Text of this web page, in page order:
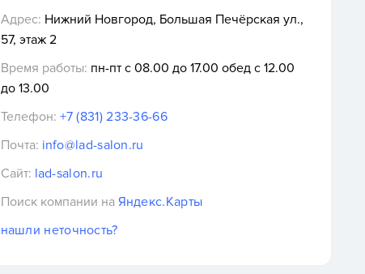
Адрес: Нижний Новгород, Большая Печёрская ул.,
57, этаж 2
Время работы: пн-пт с 08.00 до 17.00 обед с 12.00
до 13.00
Телефон: +7 (831) 233-36-66
Почта: info@lad-salon.ru
Сайт: lad-salon.ru
Поиск компании на Яндекс.Карты
нашли неточность?